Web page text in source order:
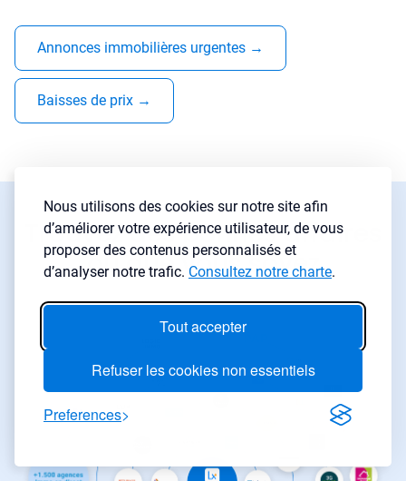
Nous utilisons des cookies sur notre site afin
d’améliorer votre expérience utilisateur, de vous
proposer des contenus personnalisés et
d’analyser notre trafic. Consultez notre charte.
Tout accepter
Refuser les cookies non essentiels
Preferences
Annonces immobilières urgentes →
Baisses de prix →
Trouvez des bonnes affaires
où que vous soyez